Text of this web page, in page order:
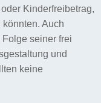
Kinderfreibetrag,
Auch
seiner frei
und
keine